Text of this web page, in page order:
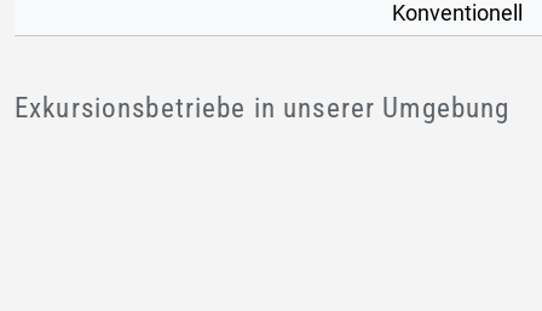
Konventionell
Exkursionsbetriebe in unserer Umgebung